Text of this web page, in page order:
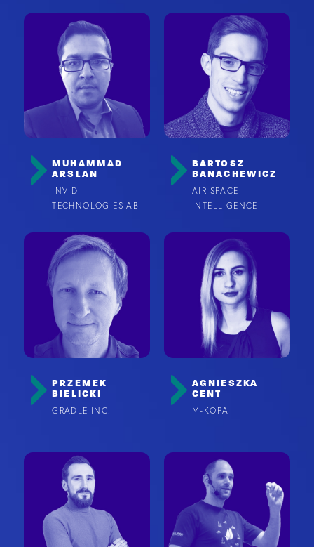
MUHAMMAD
ARSLAN
INVIDI
TECHNOLOGIES AB
BARTOSZ
BANACHEWICZ
AIR SPACE
INTELLIGENCE
PRZEMEK
BIELICKI
GRADLE INC.
AGNIESZKA
CENT
M-KOPA